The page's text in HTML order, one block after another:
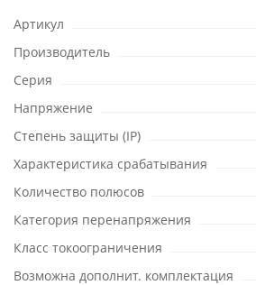
Артикул
Производитель
Серия
Напряжение
Степень защиты (IP)
Характеристика срабатывания
Количество полюсов
Категория перенапряжения
Класс токоограничения
Возможна дополнит. комплектация